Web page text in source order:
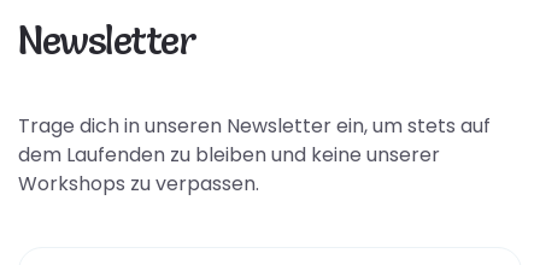
Newsletter
Trage dich in unseren Newsletter ein, um stets auf
dem Laufenden zu bleiben und keine unserer
Workshops zu verpassen.